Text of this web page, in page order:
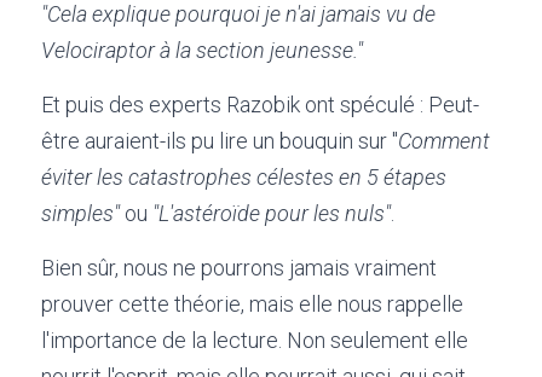
"Cela explique pourquoi je n'ai jamais vu de
Velociraptor à la section jeunesse."
Et puis des experts Razobik ont spéculé : Peut-
être auraient-ils pu lire un bouquin sur "Comment
éviter les catastrophes célestes en 5 étapes
simples" ou "L'astéroïde pour les nuls".
Bien sûr, nous ne pourrons jamais vraiment
prouver cette théorie, mais elle nous rappelle
l'importance de la lecture. Non seulement elle